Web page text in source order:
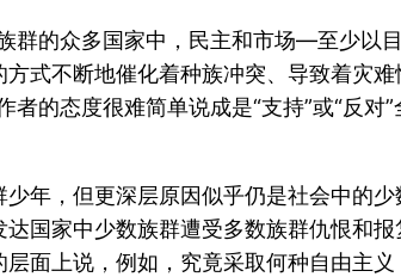
群的众多国家中，民主和市场—至少以
式不断地催化着种族冲突、导致着灾
的态度很难简单说成是“支持”或“反
年，但更深层原因似乎仍是社会中的
国家中少数族群遭受多数族群仇恨和
面上说，例如，究竟采取何种自由主